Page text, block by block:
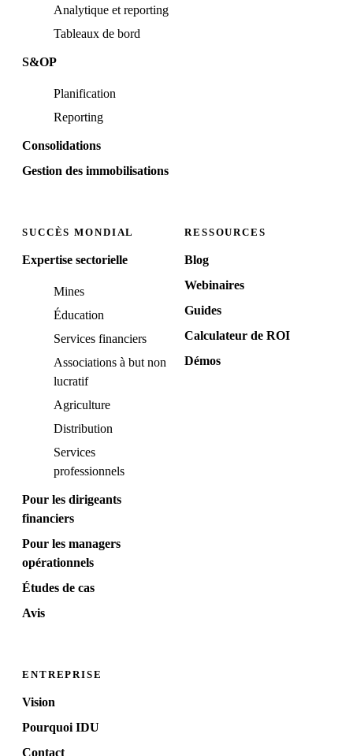
Analytique et reporting
Tableaux de bord
S&OP
Planification
Reporting
Consolidations
Gestion des immobilisations
SUCCÈS MONDIAL
Expertise sectorielle
Mines
Éducation
Services financiers
Associations à but non
lucratif
Agriculture
Distribution
Services
professionnels
Pour les dirigeants
financiers
Pour les managers
opérationnels
Études de cas
Avis
RESSOURCES
Blog
Webinaires
Guides
Calculateur de ROI
Démos
ENTREPRISE
Vision
Pourquoi IDU
Contact